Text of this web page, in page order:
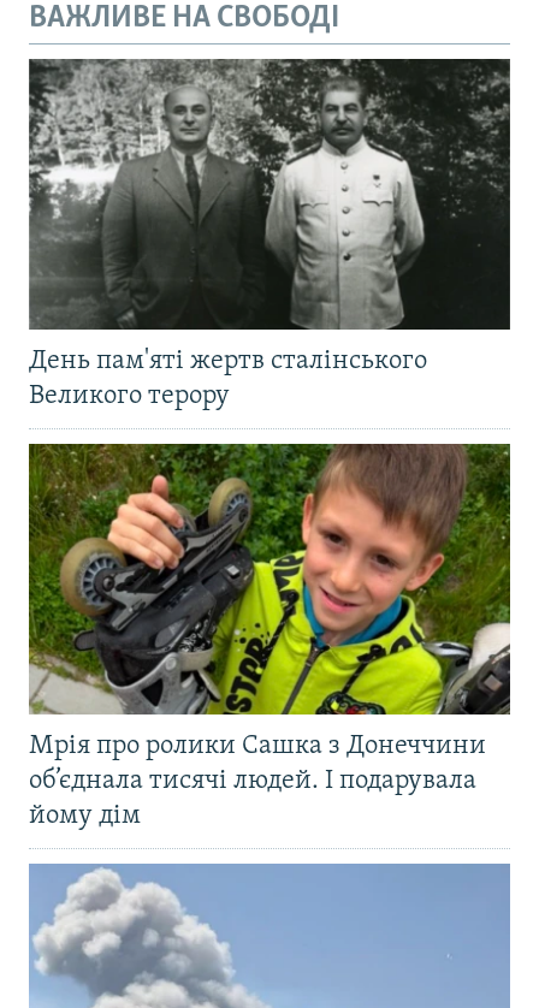
ВАЖЛИВЕ НА СВОБОДІ
День пам'яті жертв сталінського
Великого терору
Мрія про ролики Сашка з Донеччини
об’єднала тисячі людей. І подарувала
йому дім